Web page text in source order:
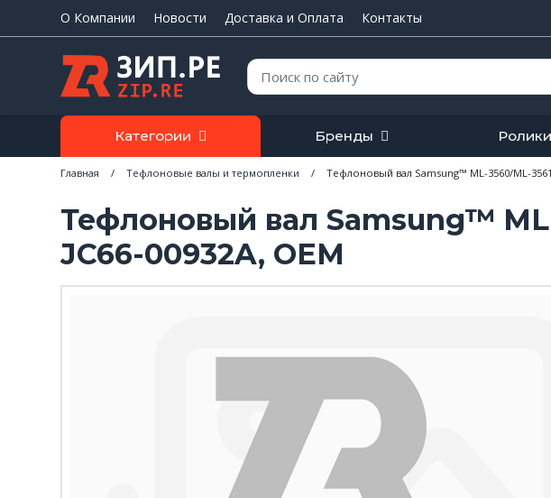
О Компании Новости Доставка и Оплата Контакты
Поиск:
Категории Бренды
Главная / Тефлоновые валы и термопленки / Тефлоновый вал Samsung™ ML-3560/ML-
Тефлоновый вал Samsung™
JC66-00932A, OEM